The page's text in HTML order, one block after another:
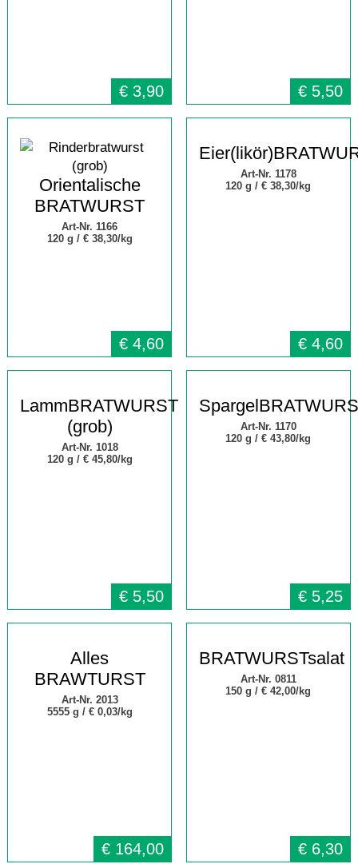
€ 3,90 € 5,50
Orientalische
BRATWURST
Art-Nr. 1166
120 g / € 38,30/kg
€ 4,60
Art-Nr. 1178
120 g /€ 38,30/kg
€ 4,60
LammBRATWURST
(grob)
Art-Nr. 1018
120 g / € 45,80/kg
€ 5,50
Art-Nr. 1170
120 g /€ 43,80/kg
€ 5,25
Alles
BRAWTURST
Art-Nr. 2013
5555 g / €0,03/kg
€ 164,00
BRATWURSTsalat
Art-Nr. 0811
150 g /€ 42,00/kg
€ 6,30